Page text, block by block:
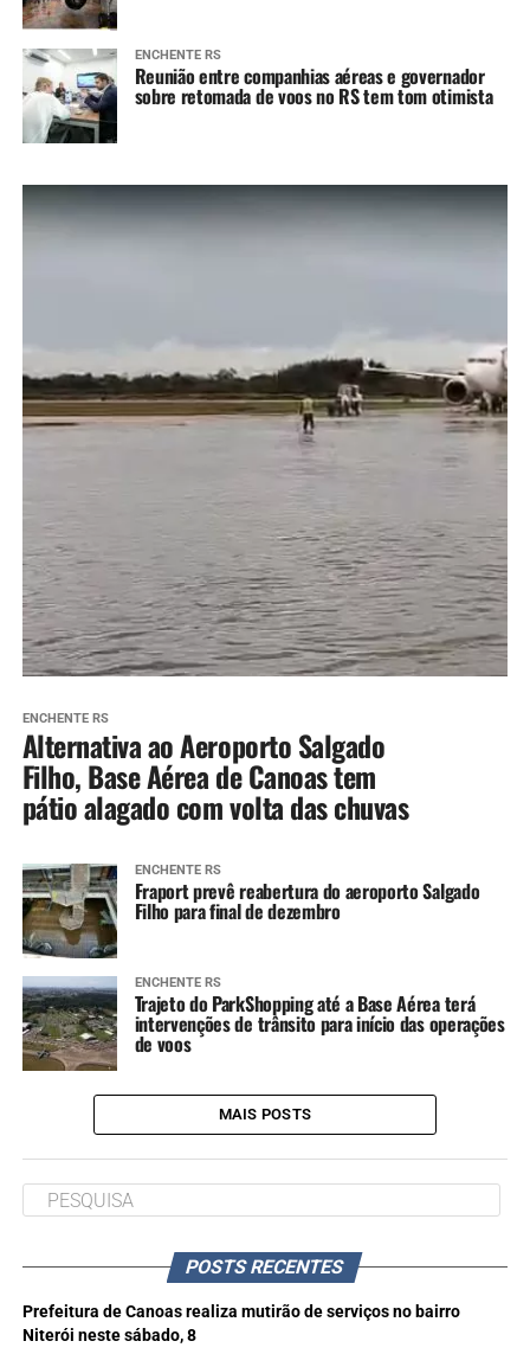
ENCHENTE RS
Reunião entre companhias aéreas e governador
sobre retomada de voos no RS tem tom otimista
ENCHENTE RS
Alternativa ao Aeroporto Salgado
Filho, Base Aérea de Canoas tem
pátio alagado com volta das chuvas
ENCHENTE RS
Fraport prevê reabertura do aeroporto Salgado
Filho para final de dezembro
ENCHENTE RS
Trajeto do ParkShopping até a Base Aérea terá
intervenções de trânsito para início das operações
de voos
MAIS POSTS
POSTS RECENTES
Prefeitura de Canoas realiza mutirão de serviços no bairro
Niterói neste sábado, 8